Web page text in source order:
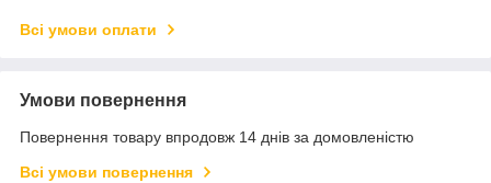
Всі умови оплати
Умови повернення
Повернення товару впродовж 14 днів за домовленістю
Всі умови повернення